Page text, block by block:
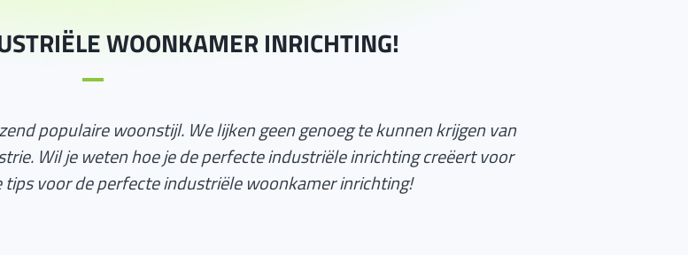
WOONKAMER INRICHTING!
populaire woonstijl. We lijken geen genoeg te kunnen krijgen van
Wil je weten hoe je de perfecte industriële inrichting creëert voor
voor de perfecte industriële woonkamer inrichting!